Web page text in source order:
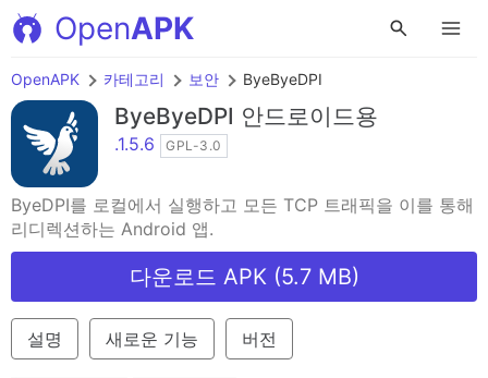
OpenAPK
OpenAPK 카테고리 보안 ByeByeDPI
ByeByeDPI 안드로이드용
.1.5.6 GPL-3.0
ByeDPI를 로컬에서 실행하고 모든 TCP 트래픽을 이를 통해
리디렉션하는 Android 앱.
다운로드 APK (5.7 MB)
설명 새로운 기능 버전